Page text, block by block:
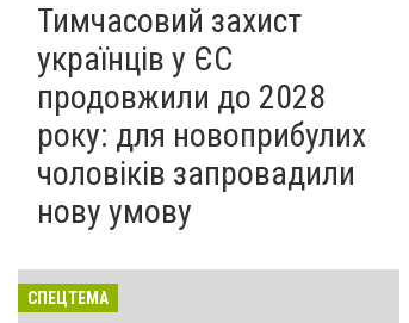
Тимчасовий захист
українців у ЄС
продовжили до 2028
року: для новоприбулих
чоловіків запровадили
нову умову
СПЕЦТЕМА